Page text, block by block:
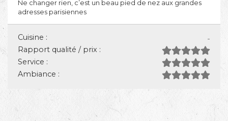
Ne changer rien, c’est un beau pied de nez aux grandes
adresses parisiennes
-
Cuisine :
Rapport qualité / prix :
Service :
Ambiance :